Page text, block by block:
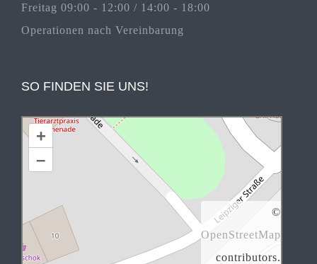
Freitag 09:00 - 12:00 / 14:00 - 18:00
Operationen nach Vereinbarung
SO FINDEN SIE UNS!
+
–
©
OpenStreetMap
contributors.